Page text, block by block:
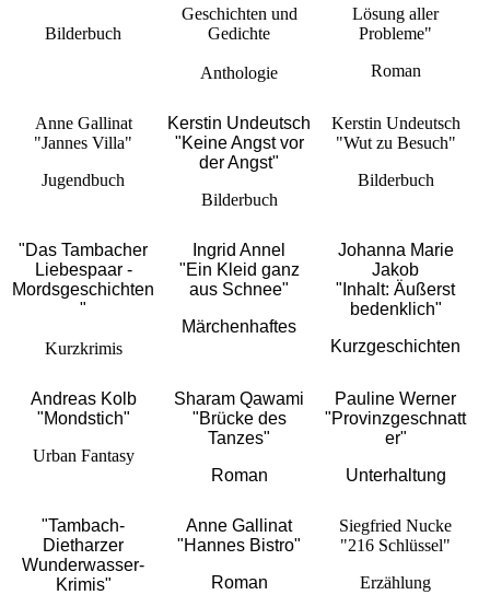
Bilderbuch
Geschichten und
Gedichte
Anthologie
Lösung aller
Probleme"
Roman
Anne Gallinat
"Jannes Villa"
Jugendbuch
Kerstin Undeutsch
"Keine Angst vor
der Angst"
Bilderbuch
Kerstin Undeutsch
"Wut zu Besuch"
Bilderbuch
"Das Tambacher
Liebespaar -
Mordsgeschichten
"
Kurzkrimis
Ingrid Annel
"Ein Kleid ganz
aus Schnee"
Märchenhaftes
Johanna Marie
Jakob
"Inhalt: Äußerst
bedenklich"
Kurzgeschichten
Andreas Kolb
"Mondstich"
Urban Fantasy
Sharam Qawami
"Brücke des
Tanzes"
Roman
Pauline Werner
"Provinzgeschnatt
er"
Unterhaltung
"Tambach-
Dietharzer
Wunderwasser-
Krimis"
Anne Gallinat
"Hannes Bistro"
Roman
Siegfried Nucke
"216 Schlüssel"
Erzählung